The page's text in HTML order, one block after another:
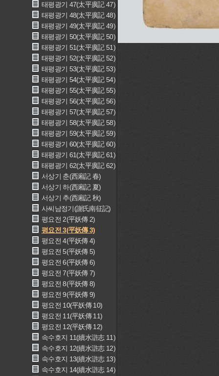
태평광기 47(太平廣記 47)
태평광기 48(太平廣記 48)
태평광기 49(太平廣記 49)
태평광기 50(太平廣記 50)
태평광기 51(太平廣記 51)
태평광기 52(太平廣記 52)
태평광기 53(太平廣記 53)
태평광기 54(太平廣記 54)
태평광기 55(太平廣記 55)
태평광기 56(太平廣記 56)
태평광기 57(太平廣記 57)
태평광기 58(太平廣記 58)
태평광기 59(太平廣記 59)
태평광기 60(太平廣記 60)
태평광기 61(太平廣記 61)
태평광기 62(太平廣記 62)
서상기 춘(西廂記 春)
서상기 하(西廂記 夏)
서상기 추(西廂記 秋)
사씨남정기(謝氏南征記)
평요전 2(平妖傳 2)
평요전 3(平妖傳 3)
평요전 4(平妖傳 4)
평요전 5(平妖傳 5)
평요전 6(平妖傳 6)
평요전 7(平妖傳 7)
평요전 8(平妖傳 8)
평요전 9(平妖傳 9)
평요전 10(平妖傳 10)
평요전 11(平妖傳 11)
평요전 12(平妖傳 12)
속수호지 11(續水滸志 11)
속수호지 12(續水滸志 12)
속수호지 13(續水滸志 13)
속수호지 14(續水滸志 14)